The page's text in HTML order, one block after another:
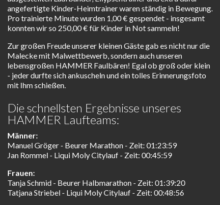
angefertigte Kinder-Heimtrainer waren ständig in Bewegung.
Pro trainierte Minute wurden 1,00 € gespendet - insgesamt
konnten wir so 250,00 € für Kinder in Not sammeln!
Zur großen Freude unserer kleinen Gäste gab es nicht nur die
Malecke mit Malwettbewerb, sondern auch unseren
lebensgroßen HAMMER Faulbären! Egal ob groß oder klein
- jeder durfte sich ankuscheln und ein tolles Erinnerungsfoto
mit Ihm schießen.
Die schnellsten Ergebnisse unseres
HAMMER Laufteams:
Männer:
Manuel Gröger - Beurer Marathon - Zeit: 01:23:59
Jan Rommel - Liqui Moly Citylauf - Zeit: 00:45:59
Frauen:
Tanja Schmid - Beurer Halbmarathon - Zeit: 01:39:20
Tatjana Striebel - Liqui Moly Citylauf - Zeit: 00:48:56